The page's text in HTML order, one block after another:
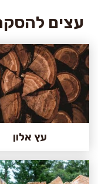
עצים
עץ אלון